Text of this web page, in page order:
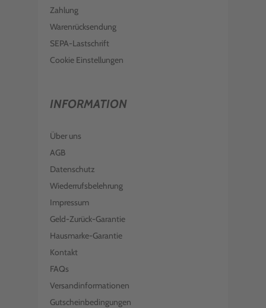
Zahlung
Warenrücksendung
SEPA-Lastschrift
Cookie Einstellungen
INFORMATION
Über uns
AGB
Datenschutz
Wiederrufsbelehrung
Impressum
Geld-Zurück-Garantie
Hausmarke-Garantie
Kontakt
FAQs
Versandinformationen
Gutscheinbedingungen